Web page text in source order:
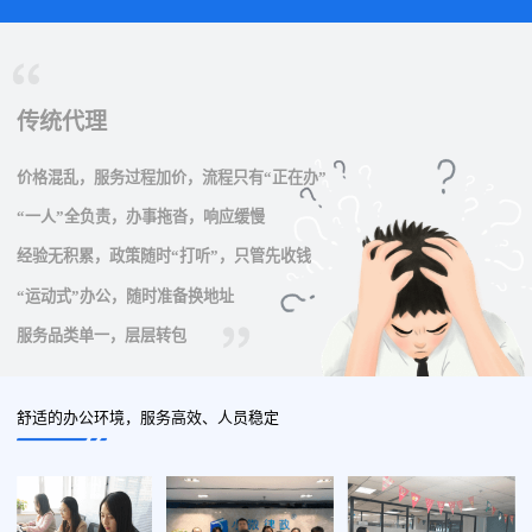
传统代理
价格混乱，服务过程加价，流程只有“正在办”
“一人”全负责，办事拖沓，响应缓慢
经验无积累，政策随时“打听”，只管先收钱
“运动式”办公，随时准备换地址
服务品类单一，层层转包
舒适的办公环境，服务高效、人员稳定